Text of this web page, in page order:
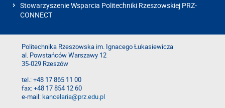
Stowarzyszenie Wsparcia Politechniki Rzeszowskiej PRZ-
CONNECT
Politechnika Rzeszowska im. Ignacego Łukasiewicza
al. Powstańców Warszawy 12
35-029 Rzeszów
tel.: +48 17 865 11 00
fax: +48 17 854 12 60
e-mail:kancelaria@prz.edu.pl